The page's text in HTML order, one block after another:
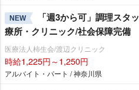
NEW
「週3から可」調理スタ
療所・クリニック/社会保障完備
医療法人柿生会/渡辺クリニック
時給1,225円～1,250円
アルバイト・パート / 神奈川県